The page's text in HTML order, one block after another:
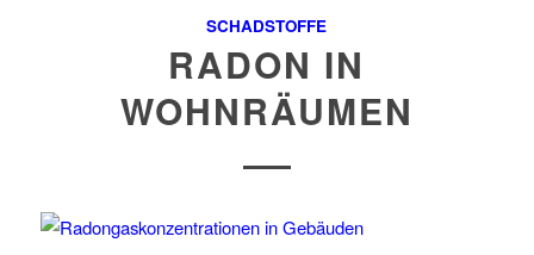
SCHADSTOFFE
RADON IN
WOHNRÄUMEN